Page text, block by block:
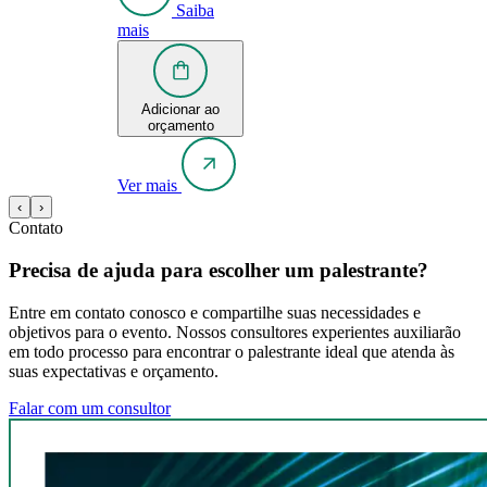
Saiba
mais
Adicionar ao
orçamento
Ver mais
‹ ›
Contato
Precisa de ajuda para escolher um palestrante?
Entre em contato conosco e compartilhe suas necessidades e
objetivos para o evento. Nossos consultores experientes auxiliarão
em todo processo para encontrar o palestrante ideal que atenda às
suas expectativas e orçamento.
Falar com um consultor